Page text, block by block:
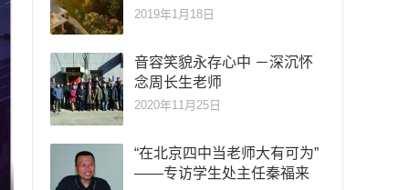
2019年1月18日
音容笑貌永存心中 －深沉怀
念周长生老师
2020年11月25日
“在北京四中当老师大有可为”
——专访学生处主任秦福来